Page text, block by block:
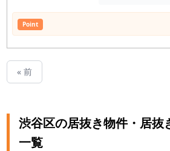
Point
« 前
渋谷区の居抜き物件・居抜
一覧